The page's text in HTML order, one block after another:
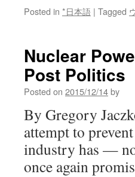
Posted in *日本語 | Tagged
Nuclear
Post Politics
Posted on 2015/12/14by
By Gregory
attempt to
industry has —
once again